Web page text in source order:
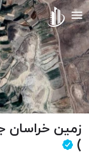
)